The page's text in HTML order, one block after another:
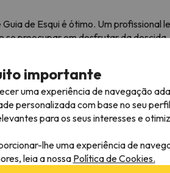
de Esqui é ótimo. Um
se preocupar em desfrutar da descida.
e esquiar em segurança.
Formação de Profissões Desportivas
de onde vem: eles
técnica de viragem.
importante
uma experiência de navegação
personalizada com base no seu
para os seus interesses e
lhe uma experiência de
leia a nossaPolítica de Cookies.